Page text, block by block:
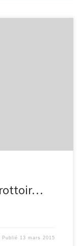
Publié 13 mars 2015